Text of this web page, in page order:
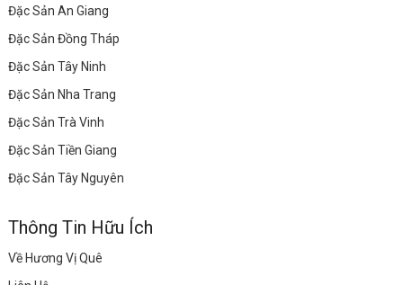
Đặc Sản An Giang
Đặc Sản Đồng Tháp
Đặc Sản Tây Ninh
Đặc Sản Nha Trang
Đặc Sản Trà Vinh
Đặc Sản Tiền Giang
Đặc Sản Tây Nguyên
Thông Tin Hữu Ích
Về Hương Vị Quê